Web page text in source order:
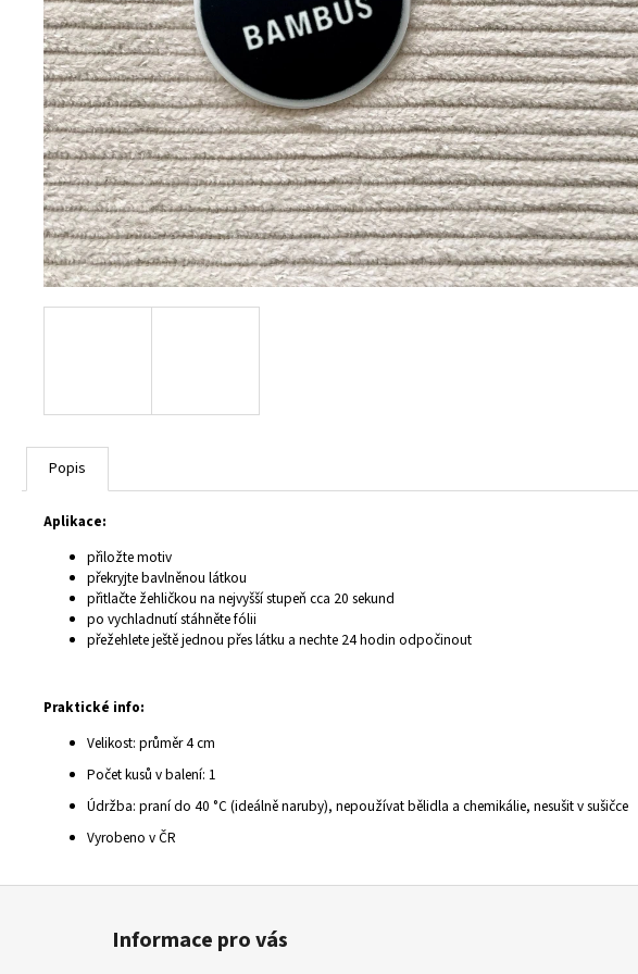
Popis
Aplikace:
přiložte motiv
překryjte bavlněnou látkou
přitlačte žehličkou na nejvyšší stupeň cca 20 sekund
po vychladnutí stáhněte fólii
přežehlete ještě jednou přes látku a nechte 24 hodin odpočinout
Praktické info:
Velikost: průměr 4 cm
Počet kusů v balení: 1
Údržba: praní do 40 °C (ideálně naruby), nepoužívat bělidla a chemikálie, nesušit v sušičce
Vyrobeno v ČR
Z
Informace pro vás